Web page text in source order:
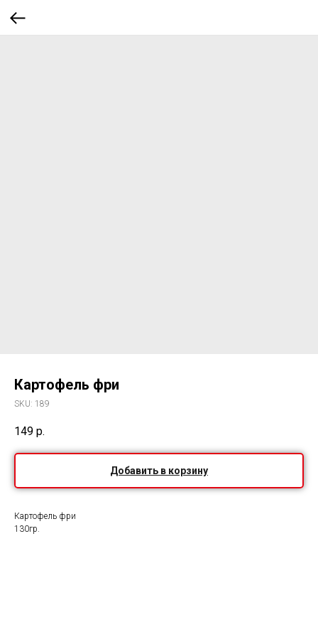
Картофель фри
SKU: 189
149 р.
Добавить в корзину
Картофель фри
130гр.